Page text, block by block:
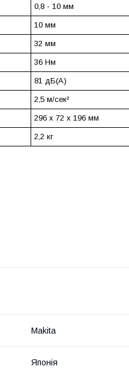
0,8 - 10 мм
10 мм
32 мм
36 Нм
81 дБ(А)
2,5 м/сек²
296 x 72 x 196 мм
2,2 кг
Makita
Японія